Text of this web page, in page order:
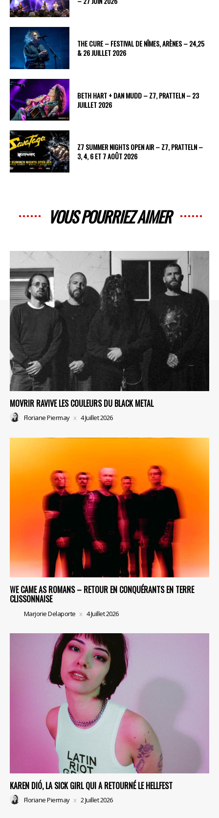
THE CURE – FESTIVAL DE NÎMES, ARÈNES – 24,25
& 26 JUILLET 2026
BETH HART + DAN MUDD – Z7, PRATTELN – 23
JUILLET 2026
Z7 SUMMER NIGHTS OPEN AIR – Z7, PRATTELN –
3, 4, 6 ET 7 AOÛT 2026
VOUS POURRIEZ AIMER
MOVRIR RAVIVE LES COULEURS DU BLACK METAL
Floriane Piermay 4 Juillet 2026
WE CAME AS ROMANS – RETOUR EN CONQUÉRANTS EN TERRE
CLISSONNAISE
Marjorie Delaporte 4 Juillet 2026
KAREN DIÓ, LA SICK GIRL QUI A RETOURNÉ LE HELLFEST
Floriane Piermay 2 Juillet 2026